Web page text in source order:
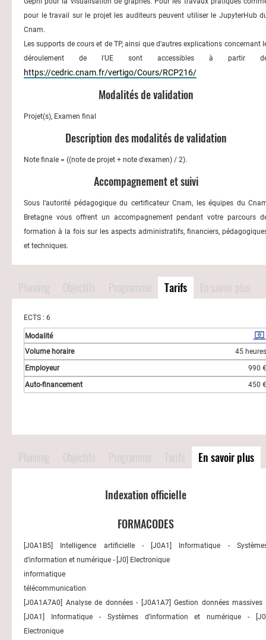
pour le travail sur le projet les auditeurs peuvent utiliser le JupyterHub
Cnam.
Les supports de cours et de TP, ainsi que d'autres explications concernant
déroulement de l'UE sont accessibles à partir
https://cedric.cnam.fr/vertigo/Cours/RCP216/
Modalités de validation
Projet(s), Examen final
Description des modalités de validation
Note finale = ((note de projet + note d'examen) / 2).
Accompagnement et suivi
Sous l’autorité pédagogique du certificateur Cnam, les équipes du
Bretagne vous offrent un accompagnement pendant votre parcours
formation à la fois sur les aspects administratifs, financiers,
et techniques.
Planning Objectifs Programme Tarifs En savoir plus
ECTS : 6
45 heures
990 €
450 €
Planning Objectifs Programme Tarifs En savoir plus
Indexation officielle
FORMACODES
[J0A1B5] Intelligence artificielle - [J0A1] Informatique -
d’information et numérique - [J0] Electronique
informatique
télécommunication
[J0A1A7A0] Analyse de données - [J0A1A7] Gestion données massives
[J0A1] Informatique - Systèmes d’information et numérique -
Electronique